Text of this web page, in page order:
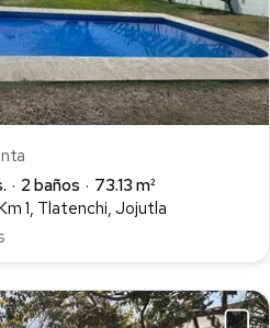
2 baños
73.13 m²
1, Tlatenchi, Jojutla